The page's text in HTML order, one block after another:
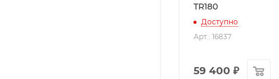
TR180
Доступно
Арт.: 16837
59 400 ₽